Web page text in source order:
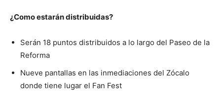
¿Como estarán distribuidas?
Serán 18 puntos distribuidos a lo largo del Paseo de la
Reforma
Nueve pantallas en las inmediaciones del Zócalo
donde tiene lugar el Fan Fest